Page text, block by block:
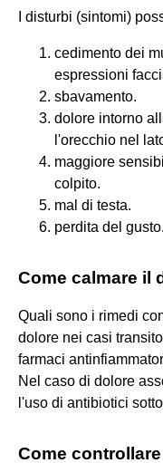
I disturbi (sintomi)
cedimento dei
espressioni
sbavamento.
dolore intorno
l'orecchio nel
maggiore
colpito.
mal di testa.
perdita del gusto.
Come calmare il
Quali sono i rimedi
dolore nei casi
farmaci
Nel caso di dolore
l'uso di antibiotici
Come